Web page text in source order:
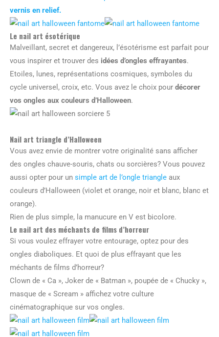
vernis en relief.
Le nail art ésotérique
Malveillant, secret et dangereux, l’ésotérisme est parfait pour
vous inspirer et trouver des idées d’ongles effrayantes.
Etoiles, lunes, représentations cosmiques, symboles du
cycle universel, croix, etc. Vous avez le choix pour décorer
vos ongles aux couleurs d’Halloween.
Nail art triangle d’Halloween
Vous avez envie de montrer votre originalité sans afficher
des ongles chauve-souris, chats ou sorcières? Vous pouvez
aussi opter pour un simple art de l’ongle triangle aux
couleurs d’Halloween (violet et orange, noir et blanc, blanc et
orange).
Rien de plus simple, la manucure en V est bicolore.
Le nail art des méchants de films d’horreur
Si vous voulez effrayer votre entourage, optez pour des
ongles diaboliques. Et quoi de plus effrayant que les
méchants de films d’horreur?
Clown de « Ca », Joker de « Batman », poupée de « Chucky »,
masque de « Scream » affichez votre culture
cinématographique sur vos ongles.